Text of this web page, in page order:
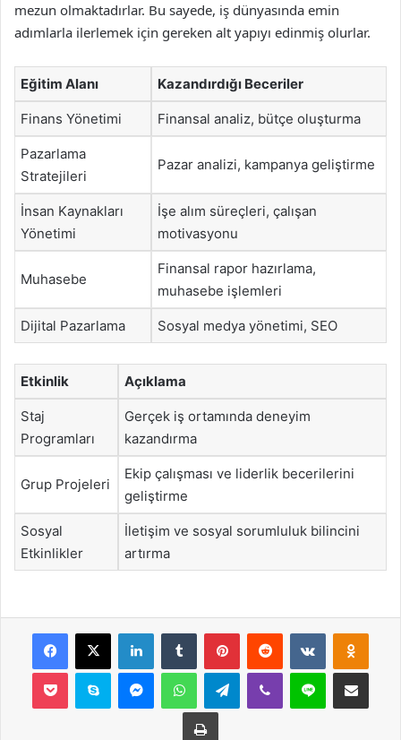
mezun olmaktadırlar. Bu sayede, iş dünyasında emin
adımlarla ilerlemek için gereken alt yapıyı edinmiş olurlar.
Eğitim Alanı Kazandırdığı Beceriler
Finans Yönetimi Finansal analiz, bütçe oluşturma
Pazarlama
Stratejileri
Pazar analizi, kampanya geliştirme
İnsan Kaynakları
Yönetimi
İşe alım süreçleri, çalışan
motivasyonu
Muhasebe
Finansal rapor hazırlama,
muhasebe işlemleri
Dijital Pazarlama Sosyal medya yönetimi, SEO
Etkinlik Açıklama
Staj
Programları
Gerçek iş ortamında deneyim
kazandırma
Grup Projeleri
Ekip çalışması ve liderlik becerilerini
geliştirme
Sosyal
Etkinlikler
İletişim ve sosyal sorumluluk bilincini
artırma
Facebook
X LinkedInTumblr PinterestReddit VKontakte
Pocket Skype MessengerWhatsAppTelegramViber Line E-Posta ile
Yazdır